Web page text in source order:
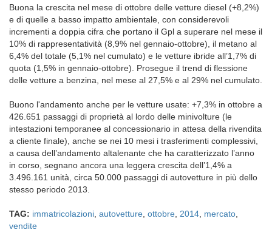
Buona la crescita nel mese di ottobre delle vetture diesel (+8,2%)
e di quelle a basso impatto ambientale, con considerevoli
incrementi a doppia cifra che portano il Gpl a superare nel mese il
10% di rappresentatività (8,9% nel gennaio-ottobre), il metano al
6,4% del totale (5,1% nel cumulato) e le vetture ibride all’1,7% di
quota (1,5% in gennaio-ottobre). Prosegue il trend di flessione
delle vetture a benzina, nel mese al 27,5% e al 29% nel cumulato.
Buono l'andamento anche per le vetture usate: +7,3% in ottobre a
426.651 passaggi di proprietà al lordo delle minivolture (le
intestazioni temporanee al concessionario in attesa della rivendita
a cliente finale), anche se nei 10 mesi i trasferimenti complessivi,
a causa dell’andamento altalenante che ha caratterizzato l’anno
in corso, segnano ancora una leggera crescita dell’1,4% a
3.496.161 unità, circa 50.000 passaggi di autovetture in più dello
stesso periodo 2013.
TAG: immatricolazioni autovetture ottobre 2014 mercato
vendite